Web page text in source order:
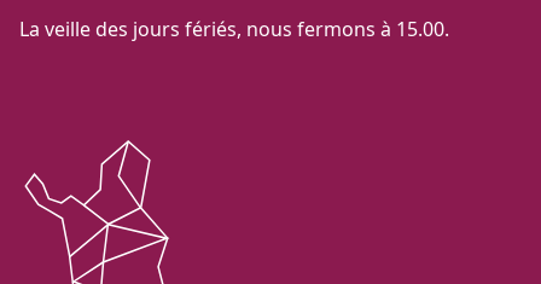
La veille des jours fériés, nous fermons à 15.00.